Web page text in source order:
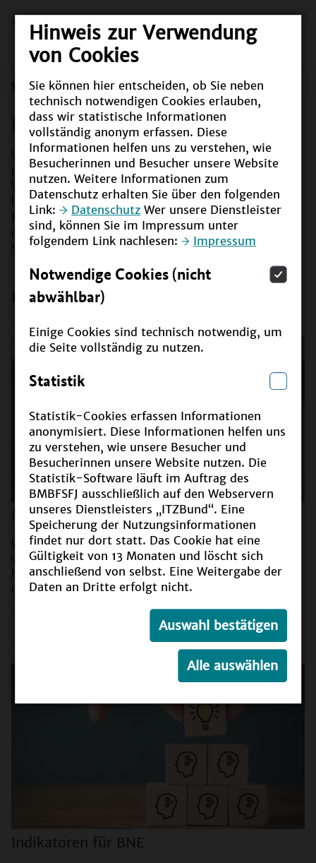
Hinweis zur Verwendung
von Cookies
Sie können hier entscheiden, ob Sie neben
technisch notwendigen Cookies erlauben,
dass wir statistische Informationen
vollständig anonym erfassen. Diese
Informationen helfen uns zu verstehen, wie
Besucherinnen und Besucher unsere Website
nutzen. Weitere Informationen zum
Datenschutz erhalten Sie über den folgenden
Link:
Datenschutz Wer unsere Dienstleister
sind, können Sie im Impressum unter
folgendem Link nachlesen:
Impressum
Notwendige Cookies (nicht
abwählbar)
Einige Cookies sind technisch notwendig, um
die Seite vollständig zu nutzen.
Statistik
Statistik-Cookies erfassen Informationen
anonymisiert. Diese Informationen helfen uns
zu verstehen, wie unsere Besucher und
Besucherinnen unsere Website nutzen. Die
Statistik-Software läuft im Auftrag des
BMBFSFJ ausschließlich auf den Webservern
unseres Dienstleisters „ITZBund“. Eine
Speicherung der Nutzungsinformationen
findet nur dort statt. Das Cookie hat eine
Gültigkeit von 13 Monaten und löscht sich
anschließend von selbst. Eine Weitergabe der
Daten an Dritte erfolgt nicht.
Auswahl bestätigen
Alle auswählen
Bundesweit
Bundesweit
Was passiert bundesweit im Bereich Bildung für
nachhaltige Entwicklung? Wie wurde das
Weltaktionsprogramm in Deutschland umgesetzt?
Und welche Akteure sind beteiligt? Wie wird das
Folgeprogramm "ESD for 2030" umgesetzt? Mit
diesen und weiteren Fragen beschäftigt sich die
Seite Bundesweit.
Darüber spricht man
Monitoring
Wie gut ist BNE in Deutschland bereits in den
verschiedenen Bildungsbereichen verankert? Um dies
herauszufinden, wird ein bundesweites BNE-Monitoring
durchgeführt.
Indikatoren für BNE